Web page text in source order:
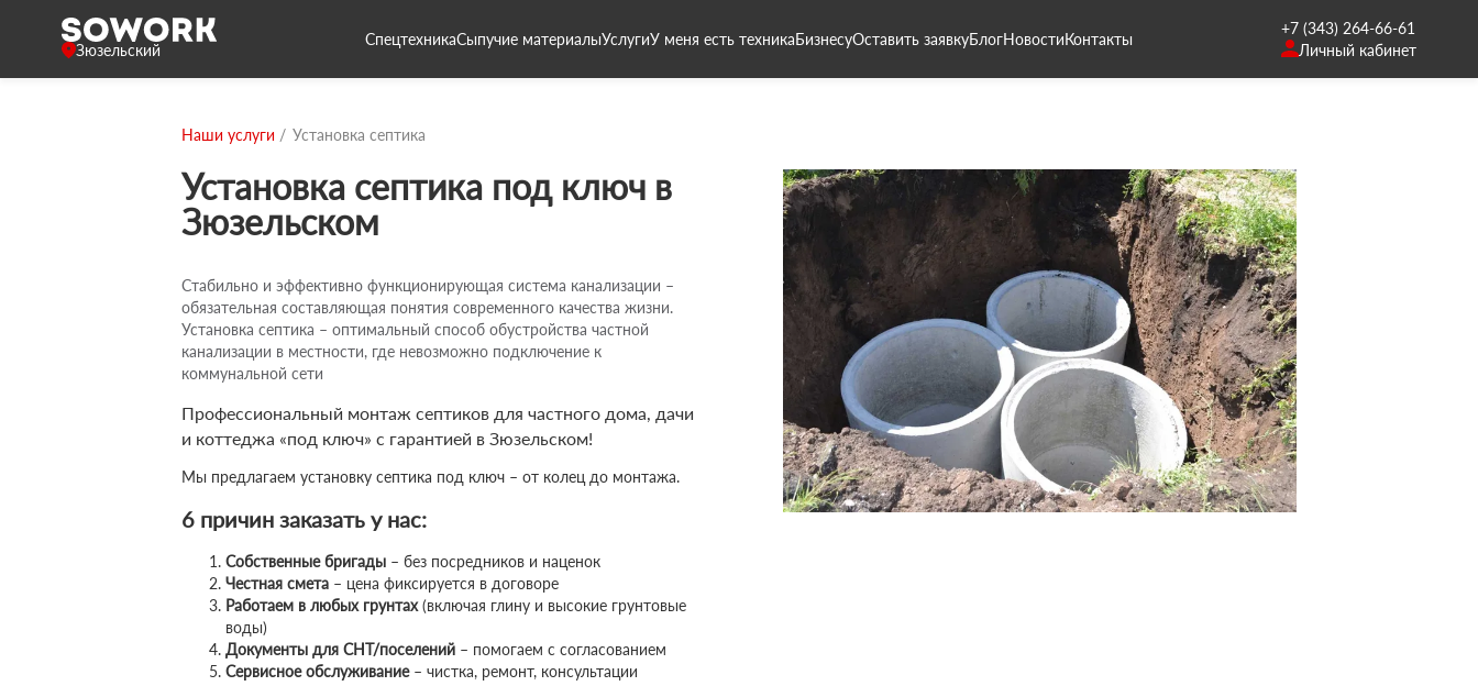
Зюзельский
СпецтехникаСыпучие материалыУслугиУ меня есть техникаБизнесуОставить заявкуБлогНовостиКонтакты
+7 (343) 264-66-61
Личный кабинет
Наши услуги Установка септика
Установка септика под ключ в
Зюзельском
Стабильно и эффективно функционирующая система канализации –
обязательная составляющая понятия современного качества жизни.
Установка септика – оптимальный способ обустройства частной
канализации в местности, где невозможно подключение к
коммунальной сети
Профессиональный монтаж септиков для частного дома, дачи
и коттеджа «под ключ» с гарантией в Зюзельском!
Мы предлагаем установку септика под ключ – от колец до монтажа.
6 причин заказать у нас:
Собственные бригады – без посредников и наценок
Честная смета – цена фиксируется в договоре
Работаем в любых грунтах(включая глину и высокие грунтовые
воды)
Документы для СНТ/поселений – помогаем с согласованием
Сервисное обслуживание– чистка, ремонт, консультации